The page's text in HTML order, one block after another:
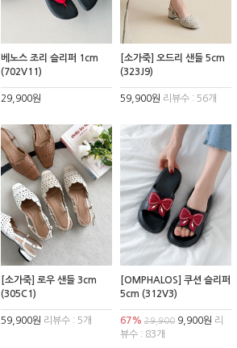
베노스 조리 슬리퍼 1cm
(702V11)
29,900원
[소가죽] 오드리 샌들 5cm
(323J9)
59,900원 리뷰수 : 56개
[소가죽] 로우 샌들 3cm
(305C1)
59,900원 리뷰수 : 5개
[OMPHALOS] 쿠션 슬리퍼
5cm (312V3)
67% 29,9009,900원 리
뷰수 : 83개